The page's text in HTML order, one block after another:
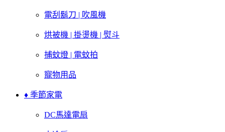
電刮鬍刀 | 吹風機
烘被機 | 掛燙機 | 熨斗
捕蚊燈 | 電蚊拍
寵物用品
♦ 季節家電
DC馬達電扇